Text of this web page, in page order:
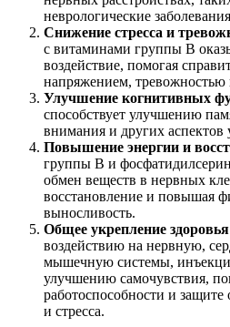
неврологические
Снижение стресса и
с витаминами группы В
воздействие, помогая
напряжением, тревожностью
Улучшение когнитивных
способствует улучшению
внимания и других аспектов
Повышение энергии и
группы В и
обмен веществ в нервных
восстановление и повышая
выносливость.
Общее укрепление
воздействию на нервную,
мышечную системы,
улучшению самочувствия,
работоспособности и защите
и стресса.